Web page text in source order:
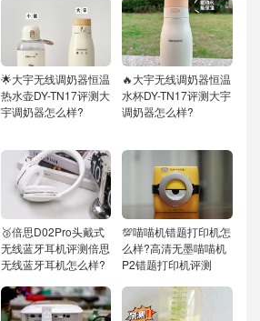
🌟大宇无线调奶器恒温
热水壶DY-TN17评测大
宇调奶器怎么样?
🔥大宇无线调奶器恒温
水杯DY-TN17评测大宇
调奶器怎么样?
🥉倍思D02Pro头戴式
无线蓝牙耳机评测倍思
无线蓝牙耳机怎么样?
💯喵喵机错题打印机怎
么样?高清无墨喵喵机
P2错题打印机评测